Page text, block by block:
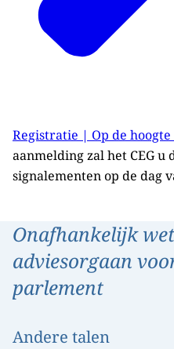
Registratie | Op de
aanmelding zal het CEG u
signalementen op de dag
Onafhankelijk
adviesorgaan
parlement
Andere talen